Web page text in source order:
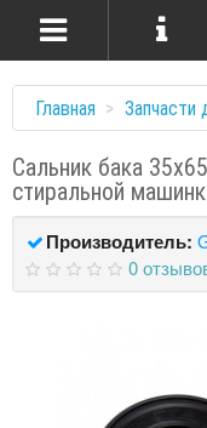
Главная Запчасти
Сальник бака
стиральной
Производитель:
0